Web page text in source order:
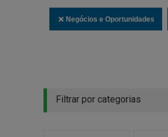
Negócios e Oportunidades
Filtrar por categorias